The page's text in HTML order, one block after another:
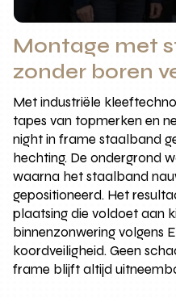
Montage met
zonder boren
Met industriële
tapes van topmerken en
night in frame staalband
hechting. De ondergrond
waarna het staalband
gepositioneerd. Het
plaatsing die voldoet aan
binnenzonwering volgens
koordveiligheid. Geen
frame blijft altijd